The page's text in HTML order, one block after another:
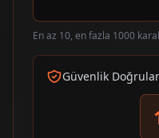
En az 10, en fazla 1000
Güvenlik